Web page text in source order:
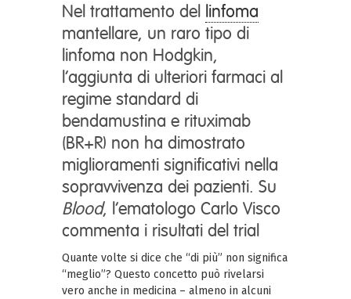
Nel trattamento del linfoma
mantellare, un raro tipo di
linfoma non Hodgkin,
l’aggiunta di ulteriori farmaci al
regime standard di
bendamustina e rituximab
(BR+R) non ha dimostrato
miglioramenti significativi nella
sopravvivenza dei pazienti. Su
Blood, l’ematologo Carlo Visco
commenta i risultati del trial
Quante volte si dice che “di più” non significa
“meglio”? Questo concetto può rivelarsi
vero anche in medicina – almeno in alcuni